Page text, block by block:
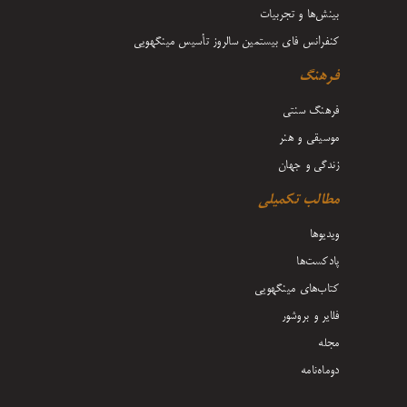
بینش‌ها و تجربیات
کنفرانس فای بیستمین سالروز تأسیس مینگهویی
فرهنگ
فرهنگ سنتی
موسیقی و هنر
زندگی و جهان
مطالب تکمیلی
ویدیوها
پادکست‌ها
کتاب‌های مینگهویی
فلایر و بروشور
مجله
دوماه‌نامه